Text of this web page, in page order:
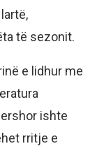
të sezonit.
e lidhur me
ishte
rritje e